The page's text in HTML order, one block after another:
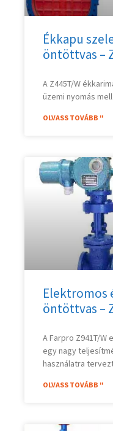
Ékkapu
öntöttvas –
A Z445T/W
üzemi nyomás
OLVASS TOVÁBB "
Elektromos
öntöttvas –
A Farpro Z941T/
egy nagy
használatra
OLVASS TOVÁBB "